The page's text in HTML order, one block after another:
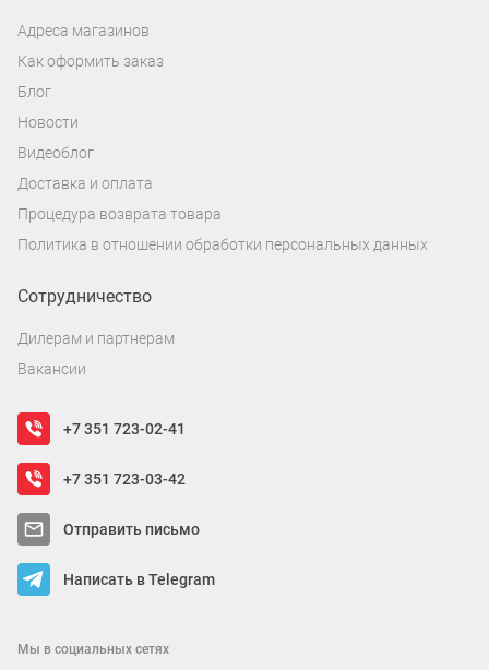
Адреса магазинов
Как оформить заказ
Блог
Новости
Видеоблог
Доставка и оплата
Процедура возврата товара
Политика в отношении обработки персональных данных
Сотрудничество
Дилерам и партнерам
Вакансии
+7 351 723-02-41
+7 351 723-03-42
Отправить письмо
Написать в Telegram
Мы в социальных сетях